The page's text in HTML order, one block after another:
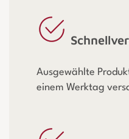
Ausgewählte
einem Werktag